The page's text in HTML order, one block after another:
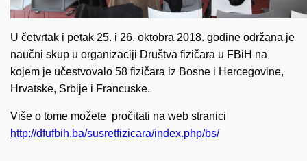
U četvrtak i petak 25. i 26. oktobra 2018. godine održana je
naučni skup u organizaciji Društva fizičara u FBiH na
kojem je učestvovalo 58 fizičara iz Bosne i Hercegovine,
Hrvatske, Srbije i Francuske.
Više o tome možete pročitati na web stranici
http://dfufbih.ba/susretfizicara/index.php/bs/